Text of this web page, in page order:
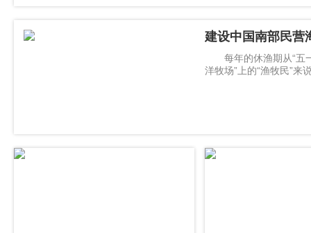
建设中国南部民营
每年的休渔期从“五一
洋牧场”上的“渔牧民”来